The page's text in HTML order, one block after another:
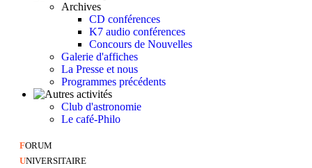
Archives
CD conférences
K7 audio conférences
Concours de Nouvelles
Galerie d'affiches
La Presse et nous
Programmes précédents
Club d'astronomie
Le café-Philo
FORUM
UNIVERSITAIRE